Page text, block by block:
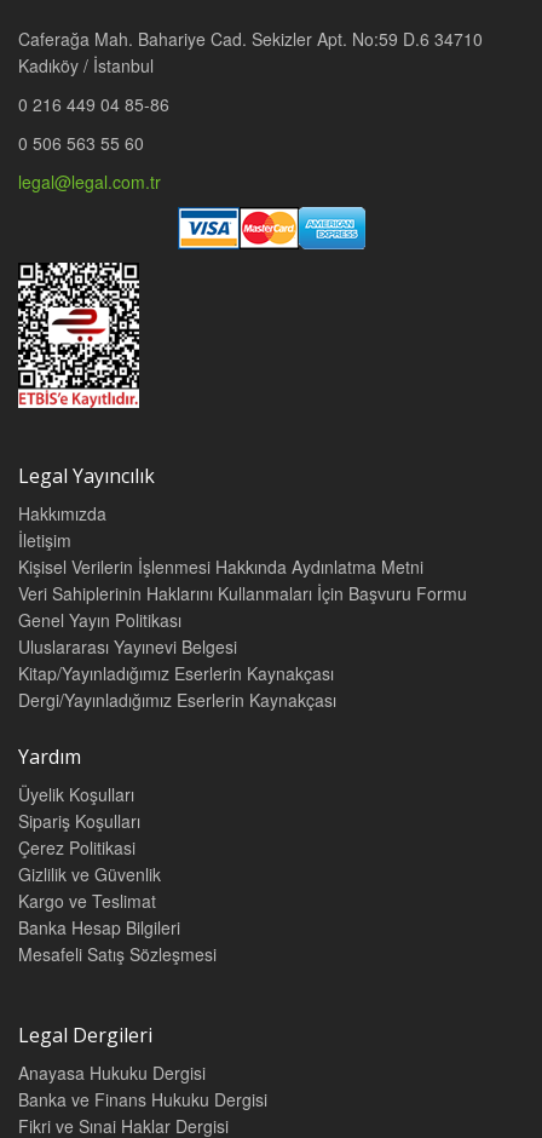
Caferağa Mah. Bahariye Cad. Sekizler Apt. No:59 D.6 34710
Kadıköy / İstanbul
0 216 449 04 85-86
0 506 563 55 60
legal@legal.com.tr
Legal Yayıncılık
Hakkımızda
İletişim
Kişisel Verilerin İşlenmesi Hakkında Aydınlatma Metni
Veri Sahiplerinin Haklarını Kullanmaları İçin Başvuru Formu
Genel Yayın Politikası
Uluslararası Yayınevi Belgesi
Kitap/Yayınladığımız Eserlerin Kaynakçası
Dergi/Yayınladığımız Eserlerin Kaynakçası
Yardım
Üyelik Koşulları
Sipariş Koşulları
Çerez Politikasi
Gizlilik ve Güvenlik
Kargo ve Teslimat
Banka Hesap Bilgileri
Mesafeli Satış Sözleşmesi
Legal Dergileri
Anayasa Hukuku Dergisi
Banka ve Finans Hukuku Dergisi
Fikri ve Sınai Haklar Dergisi